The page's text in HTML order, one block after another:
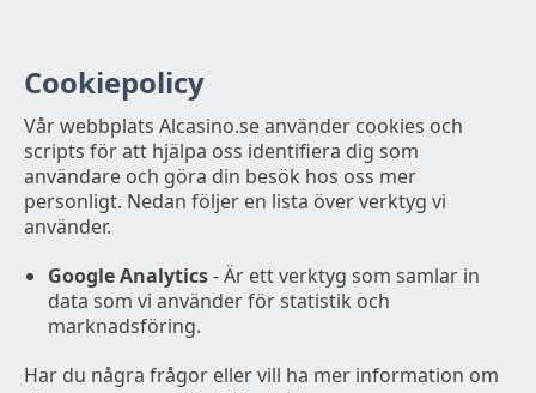
Cookiepolicy
Vår webbplats Alcasino.se använder cookies och
scripts för att hjälpa oss identifiera dig som
användare och göra din besök hos oss mer
personligt. Nedan följer en lista över verktyg vi
använder.
Google Analytics- Är ett verktyg som samlar in
data som vi använder för statistik och
marknadsföring.
Har du några frågor eller vill ha mer information om